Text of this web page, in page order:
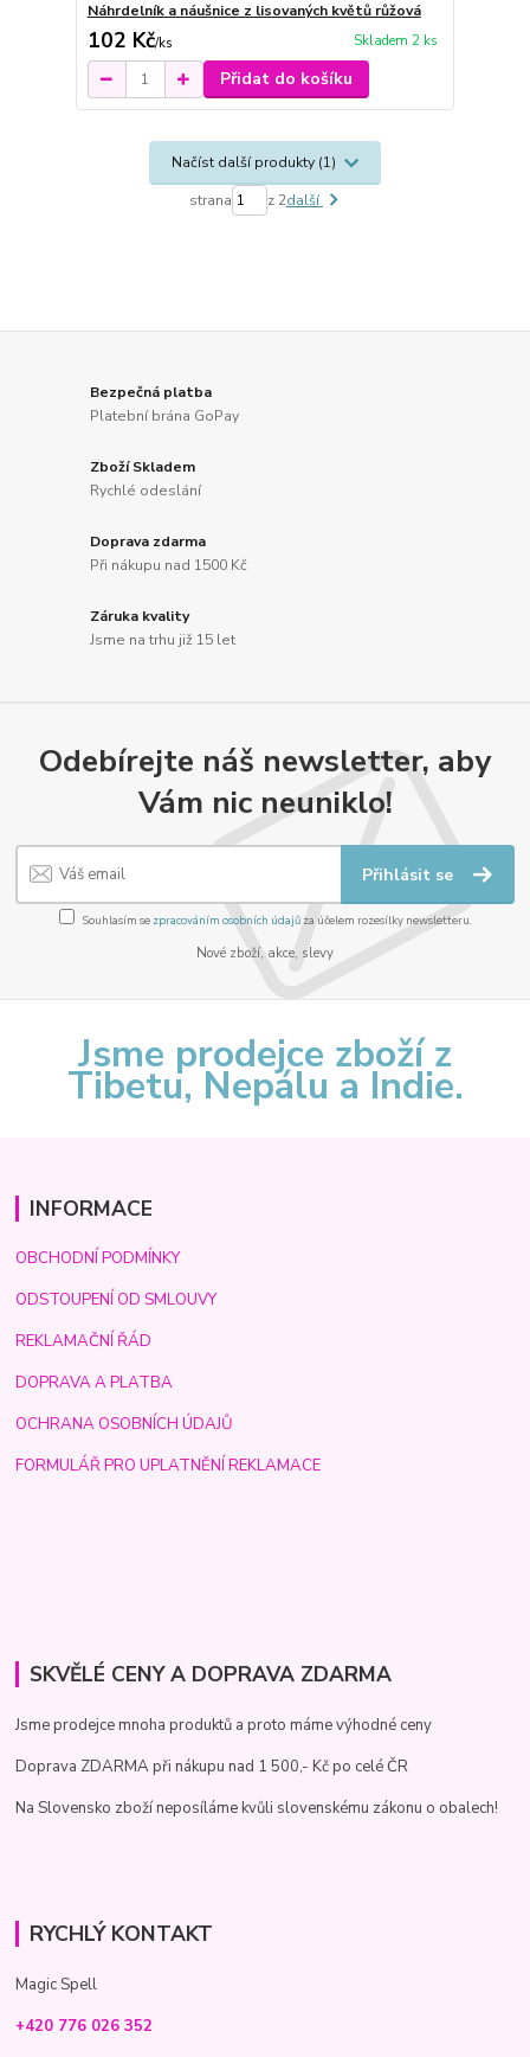
Náhrdelník a náušnice z lisovaných květů růžová
102 Kč/ks Skladem 2 ks
Přidat do košíku
Načíst další produkty (1)
strana z 2další
Bezpečná platba
Platební brána GoPay
Zboží Skladem
Rychlé odeslání
Doprava zdarma
Při nákupu nad 1500 Kč
Záruka kvality
Jsme na trhu již 15 let
Odebírejte náš newsletter, aby
Vám nic neuniklo!
Přihlásit se
Souhlasím se zpracováním osobních údajůza účelem rozesílky newsletteru.
Nové zboží, akce, slevy
Jsme prodejce zboží z
Tibetu, Nepálu a Indie.
INFORMACE
OBCHODNÍ PODMÍNKY
ODSTOUPENÍ OD SMLOUVY
REKLAMAČNÍ ŘÁD
DOPRAVA A PLATBA
OCHRANA OSOBNÍCH ÚDAJŮ
FORMULÁŘ PRO UPLATNĚNÍ REKLAMACE
SKVĚLÉ CENY A DOPRAVA ZDARMA
Jsme prodejce mnoha produktů a proto máme výhodné ceny
Doprava ZDARMA při nákupu nad 1 500,- Kč po celé ČR
Na Slovensko zboží neposíláme kvůli slovenskému zákonu o obalech!
RYCHLÝ KONTAKT
Magic Spell
+420 776 026 352